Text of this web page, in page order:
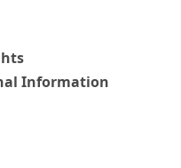
Information